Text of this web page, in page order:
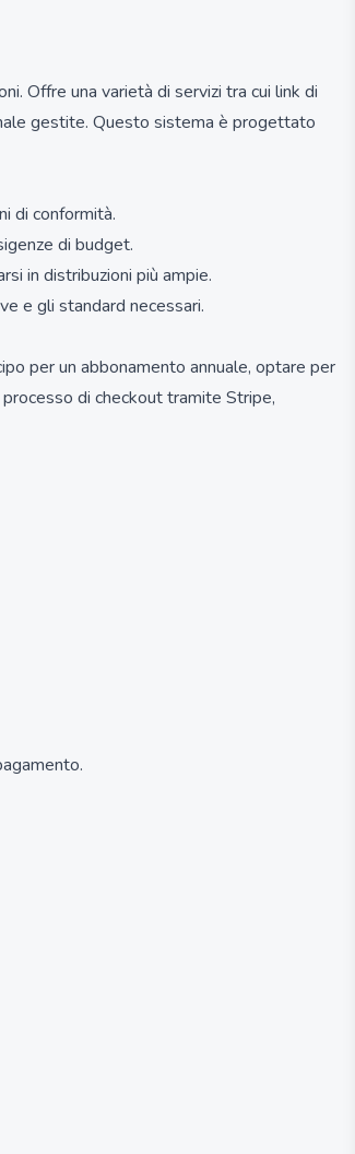
Offre una varietà di servizi tra cui link di
gestite. Questo sistema è progettato
di conformità.
di budget.
in distribuzioni più ampie.
e gli standard necessari.
per un abbonamento annuale, optare per
di checkout tramite Stripe,